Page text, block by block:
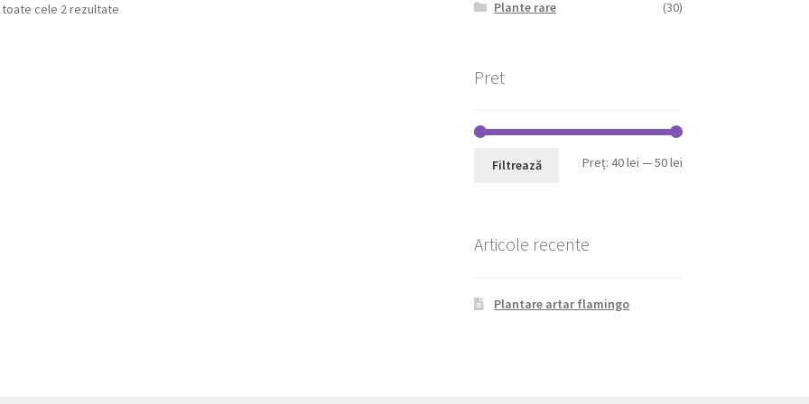
cele 2 rezultate
Plante rare
(30)
Pret
Preț
Preț
Filtrează Preț: 40 lei —50 lei
Articole recente
Plantare artar flamingo